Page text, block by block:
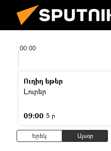
00:00
Ուղիղ եթեր
Լուրեր
09:00 5 ր
Երեկ Այսօր